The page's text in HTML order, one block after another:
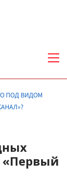
ПОД ВИДОМ
«Первый